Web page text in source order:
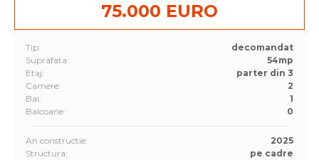
75.000 EURO
Tip:
decomandat
Suprafata:
54mp
Etaj:
parter din 3
Camere:
2
Bai:
1
Balcoane:
0
An constructie:
2025
Structura:
pe cadre